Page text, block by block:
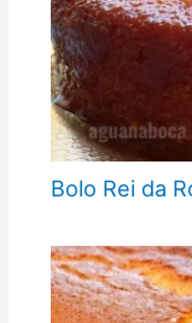
Bolo Rei da